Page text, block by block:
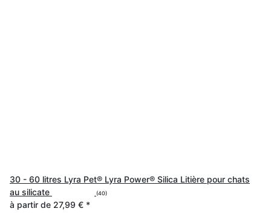
30 - 60 litres Lyra Pet® Lyra Power® Silica Litière pour chats
au silicate
(40)
à partir de 27,99 € *